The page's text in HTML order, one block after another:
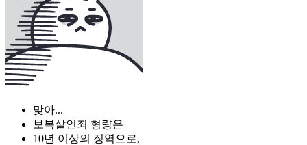
맞아...
보복살인죄 형량은
10년 이상의 징역으로,